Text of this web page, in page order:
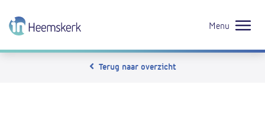
Menu
Terug naar overzicht